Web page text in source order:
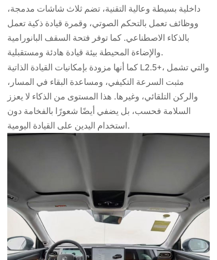
داخلية بسيطة وعالية التقنية، تضم ثلاث شاشات مدمجة،
ووظائف تعمل بالتحكم الصوتي، وقمرة قيادة ذكية تعمل
بالذكاء الاصطناعي. كما توفر فتحة السقف البانورامية
والإضاءة المحيطة بيئة قيادة هادئة ومستقبلية.
كما أنها مزودة بإمكانيات القيادة الذاتية L2.5+، والتي تشمل
مثبت السرعة التكيفي، ومساعدة البقاء في المسار،
والركن التلقائي، وغيرها. هذا المستوى من الذكاء لا يعزز
السلامة فحسب، بل يضفي أيضًا شعورًا بالفخامة دون
استخدام اليدين على القيادة اليومية.